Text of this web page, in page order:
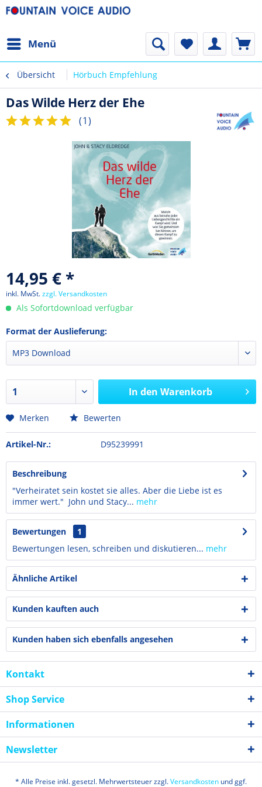
Menü
Übersicht Hörbuch Empfehlung
Das Wilde Herz der Ehe
(1)
14,95 € *
inkl. MwSt.zzgl. Versandkosten
Als Sofortdownload verfügbar
Format der Auslieferung:
In den Warenkorb
Merken Bewerten
Artikel-Nr.: D95239991
Beschreibung
"Verheiratet sein kostet sie alles. Aber die Liebe ist es
immer wert." John und Stacy... mehr
Bewertungen
1
Bewertungen lesen, schreiben und diskutieren... mehr
Ähnliche Artikel
Kunden kauften auch
Kunden haben sich ebenfalls angesehen
Kontakt
Shop Service
Informationen
Newsletter
* Alle Preise inkl. gesetzl. Mehrwertsteuer zzgl.Versandkosten und ggf.